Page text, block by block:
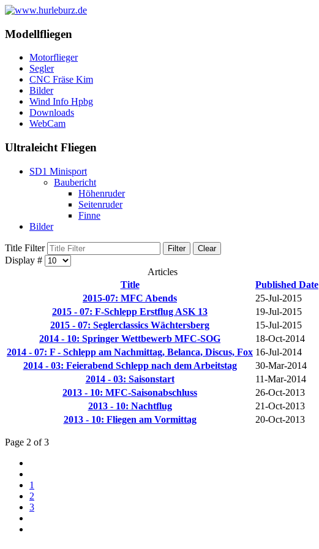
Modellfliegen
Motorflieger
Segler
CNC Fräse Kim
Bilder
Wind Info Hpbg
Downloads
WebCam
Ultraleicht Fliegen
SD1 Minisport
Baubericht
Höhenruder
Seitenruder
Finne
Bilder
Title Filter Filter Clear
Display #
Articles
Title
Published Date
2015-07: MFC Abends
25-Jul-2015
2015 - 07: F-Schlepp Erstflug ASK 13
19-Jul-2015
2015 - 07: Seglerclassics Wächtersberg
15-Jul-2015
2014 - 10: Springer Wettbewerb MFC-SOG
18-Oct-2014
2014 - 07: F - Schlepp am Nachmittag, Belanca, Discus, Fox 16-Jul-2014
2014 - 03: Feierabend Schlepp nach dem Arbeitstag
30-Mar-2014
2014 - 03: Saisonstart
11-Mar-2014
2013 - 10: MFC-Saisonabschluss
26-Oct-2013
2013 - 10: Nachtflug
21-Oct-2013
2013 - 10: Fliegen am Vormittag
20-Oct-2013
Page 2 of 3
1
2
3